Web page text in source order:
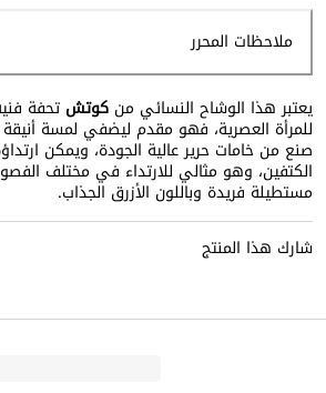
ملاحظات المحرر
يعتبر هذا الوشاح النسائي من كوتش تحفة
للمرأة العصرية، فهو مقدم ليضفي لمسة
صنع من خامات حرير عالية الجودة، ويمكن
الكتفين، وهو مثالي للارتداء في مختلف
مستطيلة فريدة وباللون الأزرق الجذاب.
شارك هذا المنتج